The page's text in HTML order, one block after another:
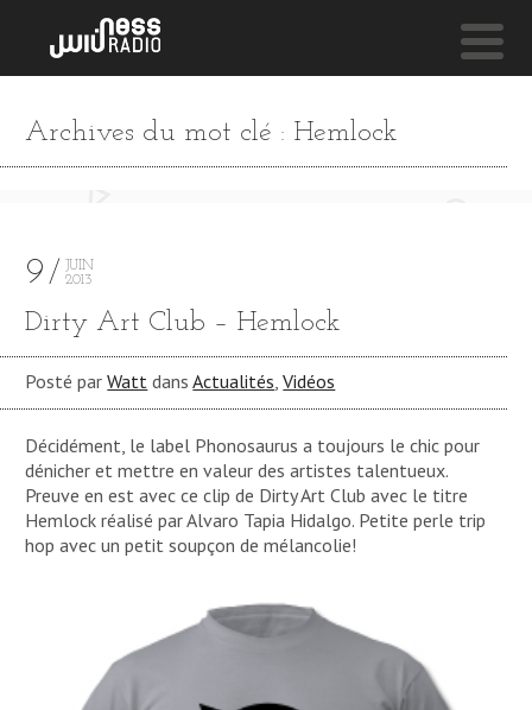
ABOUT LOVE #4 (DILLA TRIBUTE) **** ABOUT
NESS LIVE !
Archives du mot clé : Hemlock
9
JUIN
2013
Dirty Art Club – Hemlock
Posté parWatt dansActualités,Vidéos
Décidément, le label Phonosaurus a toujours le chic pour
dénicher et mettre en valeur des artistes talentueux.
Preuve en est avec ce clip de Dirty Art Club avec le titre
Hemlock réalisé par Alvaro Tapia Hidalgo. Petite perle trip
hop avec un petit soupçon de mélancolie!